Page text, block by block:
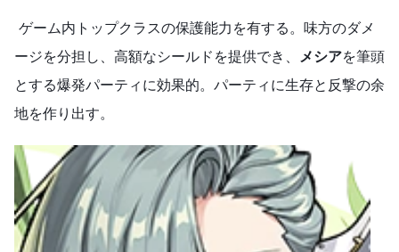
ゲーム内トップクラスの保護能力を有する。味方のダメ
ージを分担し、高額なシールドを提供でき、 メシアを筆頭
とする爆発パーティに効果的。パーティに生存と反撃の余
地を作り出す。